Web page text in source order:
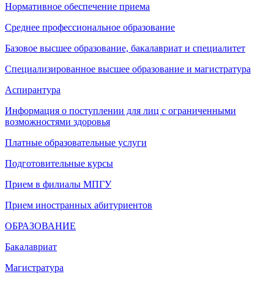
Нормативное обеспечение приема
Среднее профессиональное образование
Базовое высшее образование, бакалавриат и специалитет
Специализированное высшее образование и магистратура
Аспирантура
Информация о поступлении для лиц с ограниченными
возможностями здоровья
Платные образовательные услуги
Подготовительные курсы
Прием в филиалы МПГУ
Прием иностранных абитуриентов
ОБРАЗОВАНИЕ
Бакалавриат
Магистратура